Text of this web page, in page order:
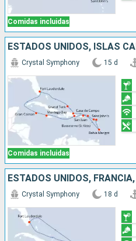
Comidas incluidas
Comidas incluidas
Crystal Symphony 15 d
Crystal Symphony 18 d